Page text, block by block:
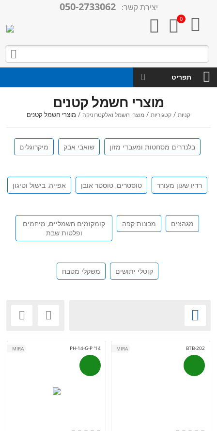
יצירת קשר: 050-2733062

0



תפריט
מוצרי חשמל קטנים
קניות / קטגוריות / מוצרי חשמל ואלקטרוניקה / מוצרי חשמל קטנים
בלנדרים מסחטות ומעבדי מזון שואבי אבק מיקרוגלים
רדיו שעון מעורר טוסטרים, טוסטר אובן אפייה, בישול וטיגון
מגהצים מכונות קפה
קומקומים חשמליים, מיחמים
ופלטות שבת
קוטלי יתושים משקלי מטבח



BTB-202
MIRA
PH-14-G-P '14
MIRA